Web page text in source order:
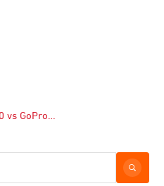
Tag: GoPro Hero 10 vs GoPro Hero 11